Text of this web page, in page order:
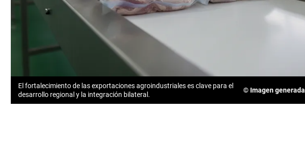
El fortalecimiento de las exportaciones agroindustriales es clave para el
desarrollo regional y la integración bilateral.
© Imagen